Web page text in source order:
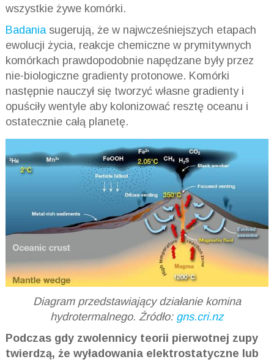
wszystkie żywe komórki.
Badania sugerują, że w najwcześniejszych etapach
ewolucji życia, reakcje chemiczne w prymitywnych
komórkach prawdopodobnie napędzane były przez
nie-biologiczne gradienty protonowe. Komórki
następnie nauczył się tworzyć własne gradienty i
opuściły wentyle aby kolonizować resztę oceanu i
ostatecznie całą planetę.
Diagram przedstawiający działanie komina
hydrotermalnego. Źródło: gns.cri.nz
Podczas gdy zwolennicy teorii pierwotnej zupy
twierdzą, że wyładowania elektrostatyczne lub